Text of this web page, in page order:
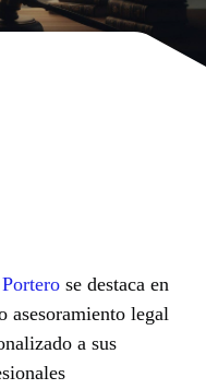
se destaca en
asesoramiento legal
a sus